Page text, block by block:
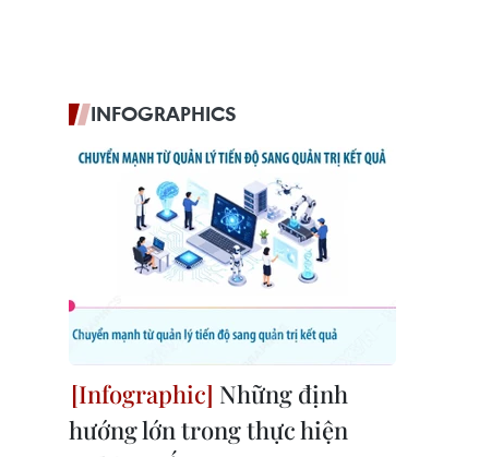
INFOGRAPHICS
Những định
hướng lớn trong thực hiện